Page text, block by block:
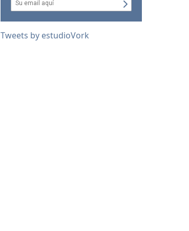
Tweets by estudioVork